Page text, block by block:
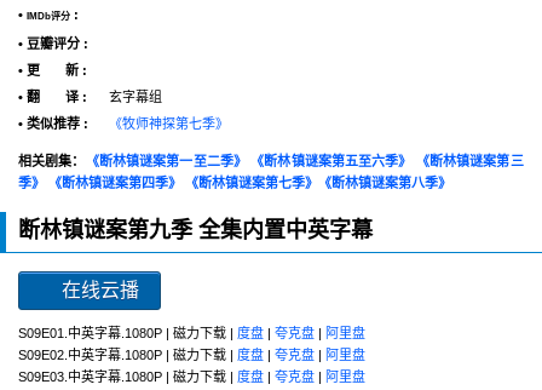
•
IMDb评分 :
• 豆瓣评分 :
• 更 新 :
• 翻 译 :
玄字幕组
• 类似推荐 :
《牧师神探第七季》
相关剧集： 《断林镇谜案第一至二季》 《断林镇谜案第五至六季》
《断林镇谜案第三
季》
《断林镇谜案第四季》 《断林镇谜案第七季》 《断林镇谜案第八季》
断林镇谜案第九季 全集内置中英字幕
在线云播
S09E01.中英字幕.1080P | 磁力下载 | 度盘 夸克盘
阿里盘
S09E02.中英字幕.1080P | 磁力下载 | 度盘 夸克盘
阿里盘
S09E03.中英字幕.1080P | 磁力下载 | 度盘 夸克盘
阿里盘